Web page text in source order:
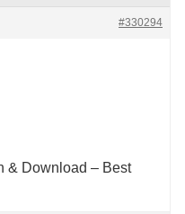
#330294
& Download – Best